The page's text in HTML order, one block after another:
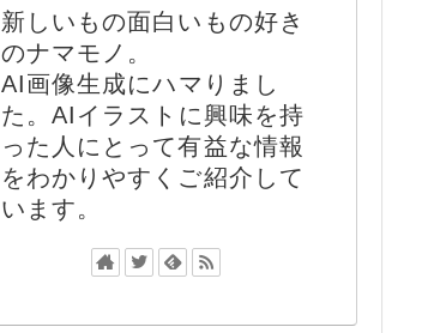
新しいもの面白いもの好き
のナマモノ。
AI画像生成にハマりまし
た。AIイラストに興味を持
った人にとって有益な情報
をわかりやすくご紹介して
います。